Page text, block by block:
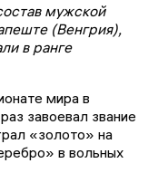
мужской
(Венгрия),
в ранге
мира в
завоевал звание
«золото» на
в вольных